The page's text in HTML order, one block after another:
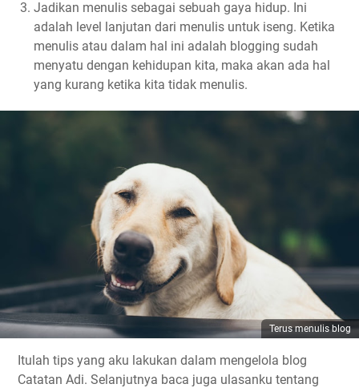
Jadikan menulis sebagai sebuah gaya hidup. Ini
adalah level lanjutan dari menulis untuk iseng. Ketika
menulis atau dalam hal ini adalah blogging sudah
menyatu dengan kehidupan kita, maka akan ada hal
yang kurang ketika kita tidak menulis.
Terus menulis blog
Itulah tips yang aku lakukan dalam mengelola blog
Catatan Adi. Selanjutnya baca juga ulasanku tentang